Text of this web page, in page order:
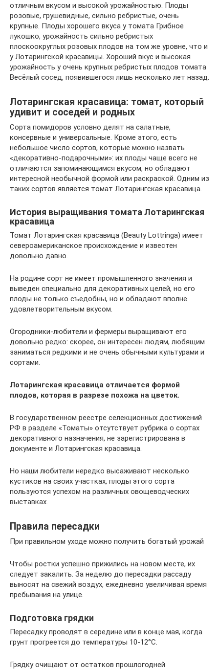
отличным вкусом и высокой урожайностью. Плоды
розовые, грушевидные, сильно ребристые, очень
крупные. Плоды хорошего вкуса у томата Грибное
лукошко, урожайность сильно ребристых
плоскоокруглых розовых плодов на том же уровне, что и
у Лотарингской красавицы. Хороший вкус и высокая
урожайность у очень крупных ребристых плодов томата
Весёлый сосед, появившегося лишь несколько лет назад.
Лотарингская красавица: томат, который
удивит и соседей и родных
Сорта помидоров условно делят на салатные,
консервные и универсальные. Кроме этого, есть
небольшое число сортов, которые можно назвать
«декоративно-подарочными»: их плоды чаще всего не
отличаются запоминающимся вкусом, но обладают
интересной необычной формой или раскраской. Одним из
таких сортов является томат Лотарингская красавица.
История выращивания томата Лотарингская
красавица
Томат Лотарингская красавица (Beauty Lottringa) имеет
североамериканское происхождение и известен
довольно давно.
На родине сорт не имеет промышленного значения и
выведен специально для декоративных целей, но его
плоды не только съедобны, но и обладают вполне
удовлетворительным вкусом.
Огородники-любители и фермеры выращивают его
довольно редко: скорее, он интересен людям, любящим
заниматься редкими и не очень обычными культурами и
сортами.
Лотарингская красавица отличается формой
плодов, которая в разрезе похожа на цветок.
В государственном реестре селекционных достижений
РФ в разделе «Томаты» отсутствует рубрика о сортах
декоративного назначения, не зарегистрирована в
документе и Лотарингская красавица.
Но наши любители нередко высаживают несколько
кустиков на своих участках, плоды этого сорта
пользуются успехом на различных овощеводческих
выставках.
Правила пересадки
При правильном уходе можно получить богатый урожай
Чтобы ростки успешно прижились на новом месте, их
следует закалить. За неделю до пересадки рассаду
выносят на свежий воздух, ежедневно увеличивая время
пребывания на улице.
Подготовка грядки
Пересадку проводят в середине или в конце мая, когда
грунт прогреется до температуры 10-12°С.
Грядку очищают от остатков прошлогодней